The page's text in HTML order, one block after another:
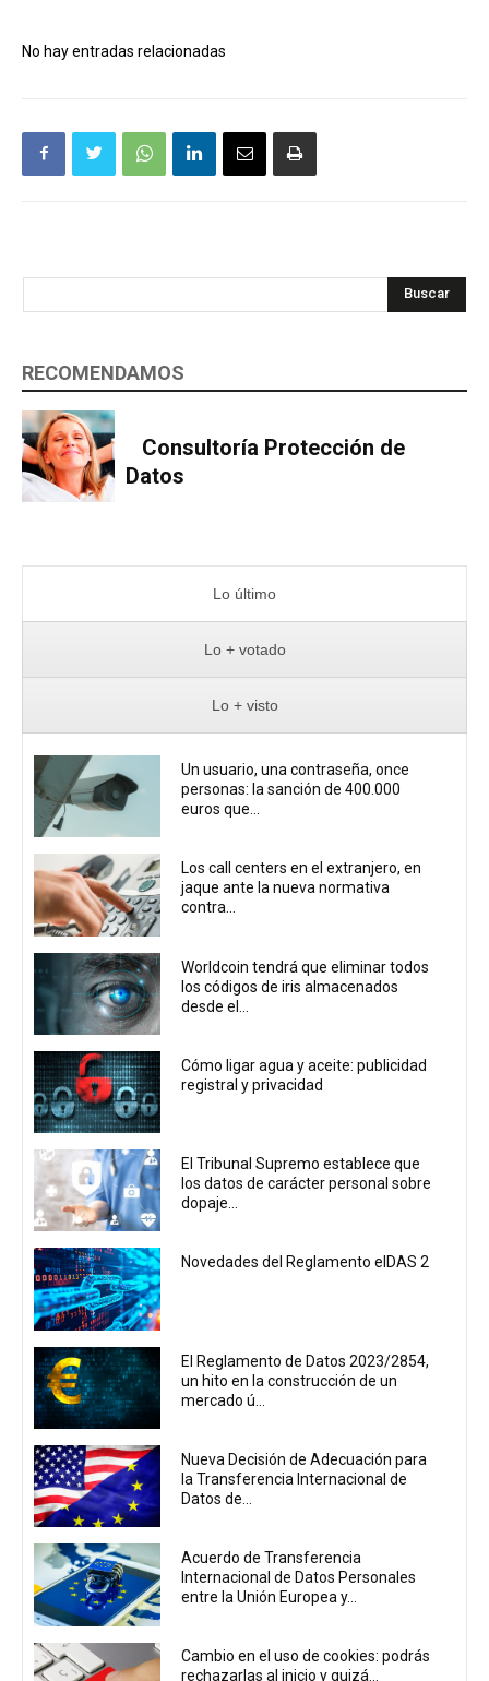
No hay entradas relacionadas
Buscar
RECOMENDAMOS
Consultoría Protección de
Datos
Lo último
Lo + votado
Lo + visto
Un usuario, una contraseña, once
personas: la sanción de 400.000
euros que...
Los call centers en el extranjero, en
jaque ante la nueva normativa
contra...
Worldcoin tendrá que eliminar todos
los códigos de iris almacenados
desde el...
Cómo ligar agua y aceite: publicidad
registral y privacidad
El Tribunal Supremo establece que
los datos de carácter personal sobre
dopaje...
Novedades del Reglamento eIDAS 2
El Reglamento de Datos 2023/2854,
un hito en la construcción de un
mercado ú...
Nueva Decisión de Adecuación para
la Transferencia Internacional de
Datos de...
Acuerdo de Transferencia
Internacional de Datos Personales
entre la Unión Europea y...
Cambio en el uso de cookies: podrás
rechazarlas al inicio y quizá...